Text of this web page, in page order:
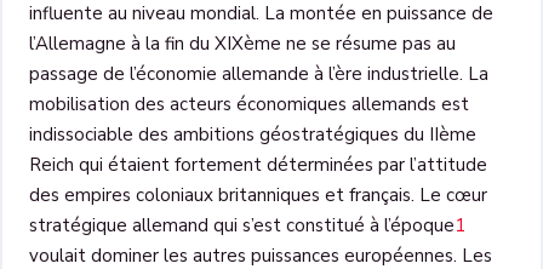
influente au niveau mondial. La montée en puissance de
l’Allemagne à la fin du XIXème ne se résume pas au
passage de l’économie allemande à l’ère industrielle. La
mobilisation des acteurs économiques allemands est
indissociable des ambitions géostratégiques du IIème
Reich qui étaient fortement déterminées par l’attitude
des empires coloniaux britanniques et français. Le cœur
stratégique allemand qui s’est constitué à l’époque1
voulait dominer les autres puissances européennes. Les